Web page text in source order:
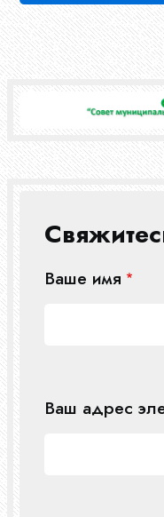
Ваше имя
Ваш адрес